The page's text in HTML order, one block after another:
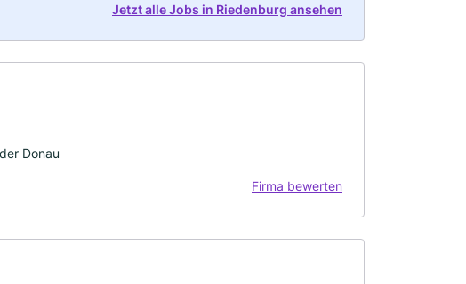
Jetzt alle Jobs in Riedenburg ansehen
Donau
Firma bewerten